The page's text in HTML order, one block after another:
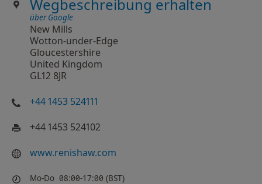
Wegbeschreibung erhalten
über Google
New Mills
Wotton-under-Edge
Gloucestershire
United Kingdom
GL12 8JR
+44 1453 524111
+44 1453 524102
www​.renishaw​.com
Mo-Do 08:00-17:00 (BST)